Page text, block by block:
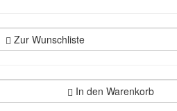
Zur Wunschliste
In den Warenkorb